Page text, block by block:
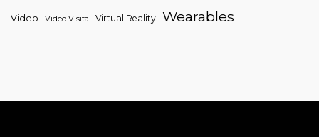
Video Video Visita Virtual Reality Wearables